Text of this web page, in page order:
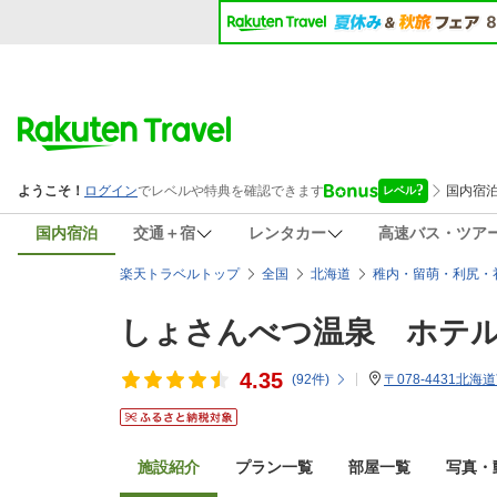
国内宿泊 交通＋宿 レンタカー 高速バス・ツア
楽天トラベルトップ 全国 北海道 稚内・留萌・利尻・
しょさんべつ温泉 ホテ
4.35 (92件) 〒078-4431北海
施設紹介 プラン一覧 部屋一覧 写真・